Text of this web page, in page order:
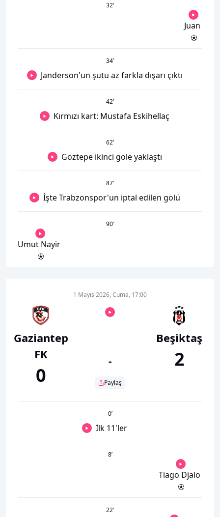
32’
Juan
34’
Janderson'un şutu az farkla dışarı çıktı
42’
Kırmızı kart: Mustafa Eskihellaç
62’
Göztepe ikinci gole yaklaştı
87’
İşte Trabzonspor'un iptal edilen golü
90’
Umut Nayir
Gaziantep
FK
0
1 Mayıs 2026, Cuma, 17:00
-
Paylaş
Beşiktaş
2
0’
İlk 11'ler
8’
Tiago Djalo
22’